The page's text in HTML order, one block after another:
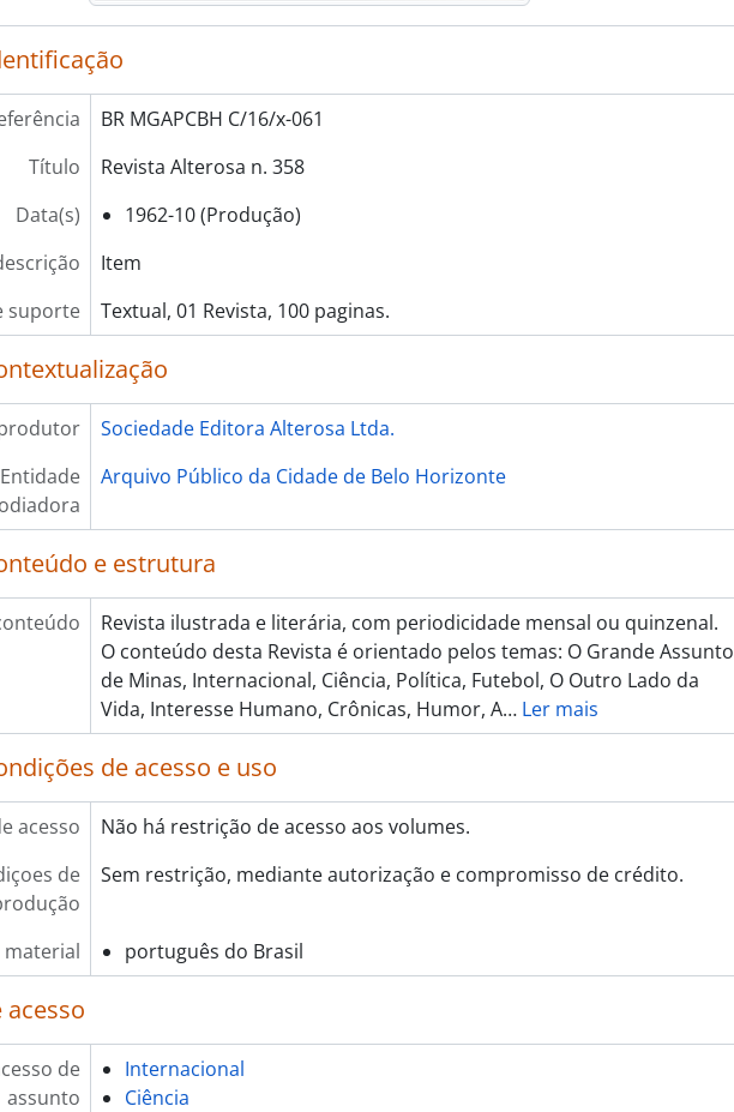
BR MGAPCBH C/16/x-061
Título
Revista Alterosa n. 358
Data(s)
1962-10 (Produção)
Item
suporte
Textual, 01 Revista, 100 paginas.
Sociedade Editora Alterosa Ltda.
Entidade
Arquivo Público da Cidade de Belo Horizonte
e estrutura
Revista ilustrada e literária, com periodicidade mensal ou quinzenal.
O conteúdo desta Revista é orientado pelos temas: O Grande Assunto
de Minas, Internacional, Ciência, Política, Futebol, O Outro Lado da
Vida, Interesse Humano, Crônicas, Humor, A… Ler mais
de acesso e uso
acesso
Não há restrição de acesso aos volumes.
de
Sem restrição, mediante autorização e compromisso de crédito.
material português do Brasil
acesso
de
assunto
Internacional
Ciência